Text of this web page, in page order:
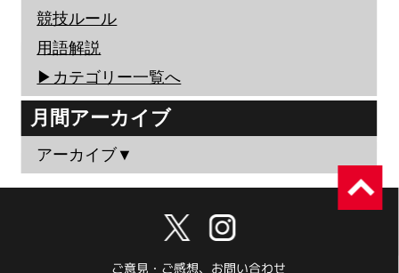
競技ルール
用語解説
▶︎カテゴリー一覧へ
月間アーカイブ
アーカイブ▼
ご意見・ご感想、お問い合わせ